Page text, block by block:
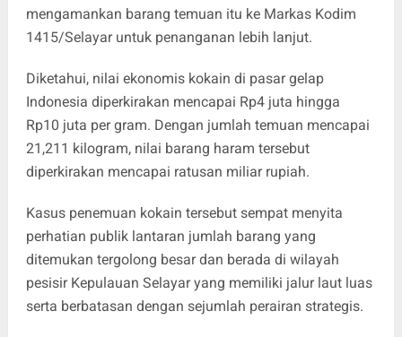
mengamankan barang temuan itu ke Markas Kodim
1415/Selayar untuk penanganan lebih lanjut.
Diketahui, nilai ekonomis kokain di pasar gelap
Indonesia diperkirakan mencapai Rp4 juta hingga
Rp10 juta per gram. Dengan jumlah temuan mencapai
21,211 kilogram, nilai barang haram tersebut
diperkirakan mencapai ratusan miliar rupiah.
Kasus penemuan kokain tersebut sempat menyita
perhatian publik lantaran jumlah barang yang
ditemukan tergolong besar dan berada di wilayah
pesisir Kepulauan Selayar yang memiliki jalur laut luas
serta berbatasan dengan sejumlah perairan strategis.